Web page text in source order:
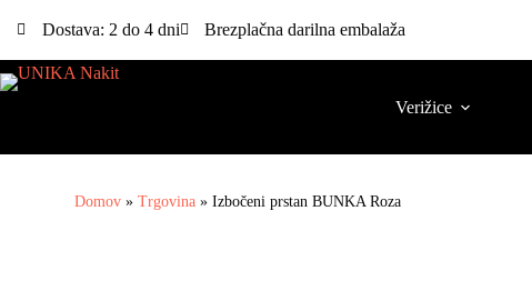
Dostava: 2 do 4 dni Brezplačna darilna embalaža
Verižice
Domov »Trgovina »Izbočeni prstan BUNKA Roza